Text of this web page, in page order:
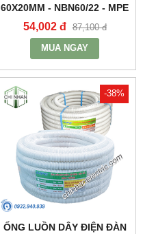
60X20MM - NBN60/22 - MPE
54,002 đ 87,100 đ
MUA NGAY
-38%
ỐNG LUỒN DÂY ĐIỆN ĐÀN